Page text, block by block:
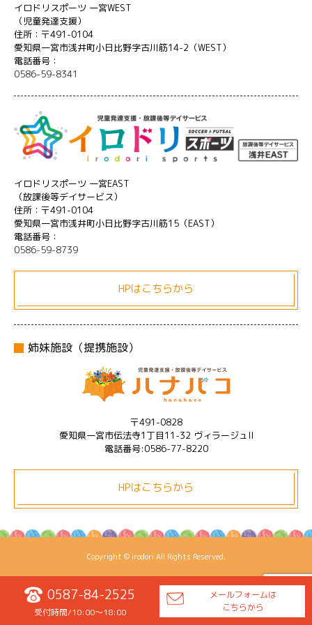
0587-84-2525
受付時間/10:00〜18:00
メールフォームは
こちらから
イロドリスポーツ 一宮WEST
（児童発達支援）
住所：〒491-0104
愛知県一宮市浅井町小日比野字古川筋14-2（WEST）
電話番号：
0586-59-8341
イロドリスポーツ 一宮EAST
（放課後等デイサービス）
住所：〒491-0104
愛知県一宮市浅井町小日比野字古川筋15（EAST）
電話番号：
0586-59-8739
HPはこちらから
姉妹施設（提携施設）
〒491-0828
愛知県一宮市伝法寺1丁目11-32 ヴィラージュII
電話番号:0586-77-8220
HPはこちらから
Copyright © irodori All Rights Reserved.